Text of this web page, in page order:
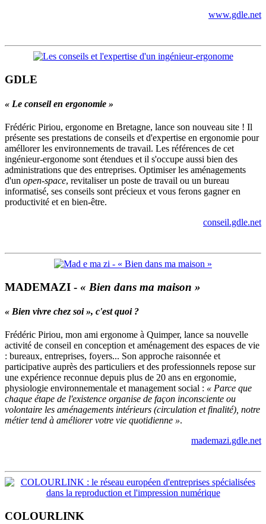
www.gdle.net
GDLE
« Le conseil en ergonomie »
Frédéric Piriou, ergonome en Bretagne, lance son nouveau site ! Il
présente ses prestations de conseils et d'expertise en ergonomie pour
améllorer les environnements de travail. Les références de cet
ingénieur-ergonome sont étendues et il s'occupe aussi bien des
administrations que des entreprises. Optimiser les aménagements
d'un open-space, revitaliser un poste de travail ou un bureau
informatisé, ses conseils sont précieux et vous ferons gagner en
productivité et en bien-être.
conseil.gdle.net
MADEMAZI - « Bien dans ma maison »
« Bien vivre chez soi », c'est quoi ?
Frédéric Piriou, mon ami ergonome à Quimper, lance sa nouvelle
activité de conseil en conception et aménagement des espaces de vie
: bureaux, entreprises, foyers... Son approche raisonnée et
participative auprès des particuliers et des professionnels repose sur
une expérience reconnue depuis plus de 20 ans en ergonomie,
physiologie environnementale et management social : « Parce que
chaque étape de l'existence organise de façon inconsciente ou
volontaire les aménagements intérieurs (circulation et finalité), notre
métier tend à améliorer votre vie quotidienne ».
mademazi.gdle.net
COLOURLINK